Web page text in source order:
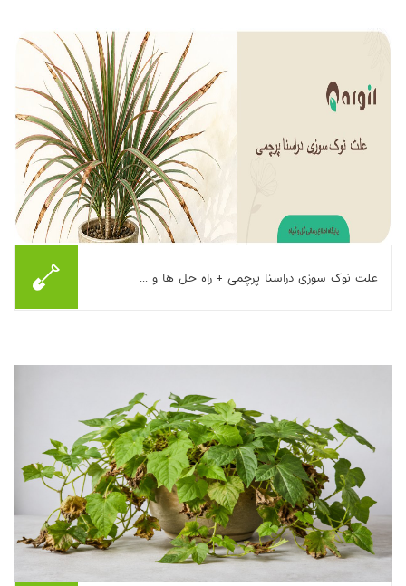
بیشتر بخوانیم ...
علت نوک سوزی دراسنا پرچمی تصادفی نیست؛ گیاه با زبان خودش
بیشتر بخوانیم ...
علت نوک سوزی دراسنا پرچمی + راه حل ها و ...